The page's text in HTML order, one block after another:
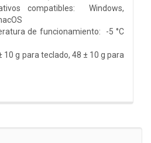
compatibles: Windows,
de funcionamiento: -5 °C
10 g para teclado, 48 ± 10 g para